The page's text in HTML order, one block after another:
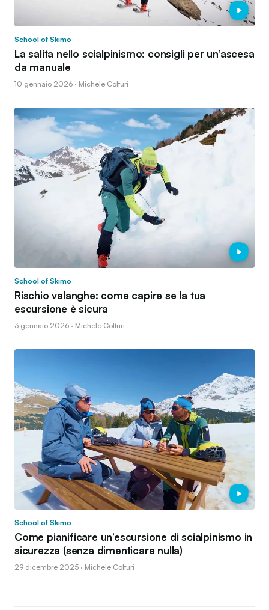
School of Skimo
La salita nello scialpinismo: consigli per un’ascesa
da manuale
10 gennaio 2026 · Michele Colturi
School of Skimo
Rischio valanghe: come capire se la tua
escursione è sicura
3 gennaio 2026 · Michele Colturi
School of Skimo
Come pianificare un’escursione di scialpinismo in
sicurezza (senza dimenticare nulla)
29 dicembre 2025 · Michele Colturi